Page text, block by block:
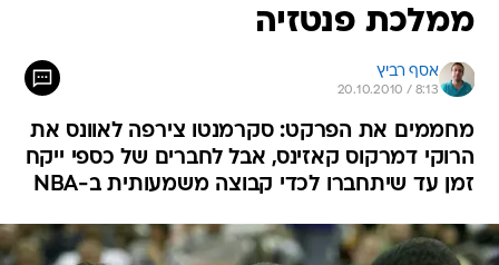
אסף רביץ
20.10.2010 / 8:13
מחממים את הפרקט: סקרמנטו צירפה לאוונס את
הרוקי דמרקוס קאזינס, אבל לחברים של כספי ייקח
זמן עד שיתחברו לכדי קבוצה משמעותית ב-NBA